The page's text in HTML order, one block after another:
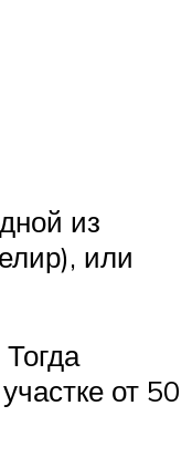
из
или
от 50